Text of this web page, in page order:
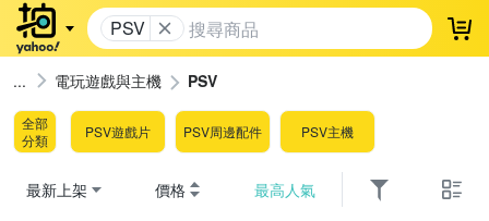
PSV 登
電玩遊戲與主機 PSV
全部
分類
PSV遊戲片 PSV周邊配件 PSV主機
最新上架 價格 最高人氣